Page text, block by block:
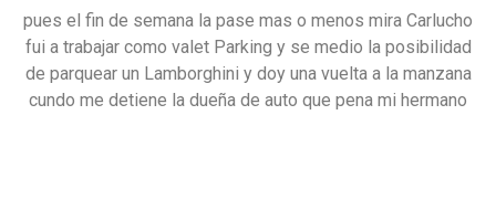
pues el fin de semana la pase mas o menos mira Carlucho
fui a trabajar como valet Parking y se medio la posibilidad
de parquear un Lamborghini y doy una vuelta a la manzana
cundo me detiene la dueña de auto que pena mi hermano